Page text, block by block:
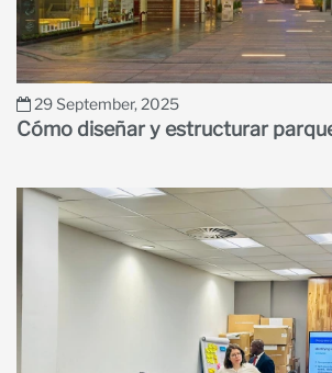
29 September, 2025
Cómo diseñar y estructurar